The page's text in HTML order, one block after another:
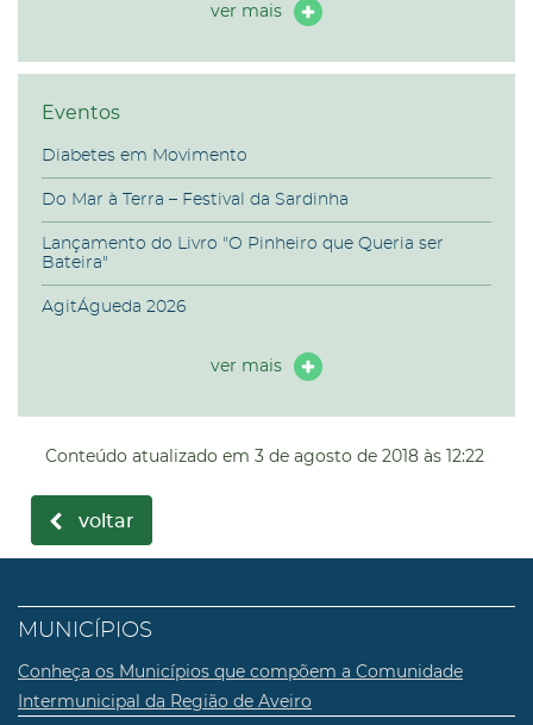
ver mais
Eventos
Diabetes em Movimento
Do Mar à Terra – Festival da Sardinha
Lançamento do Livro "O Pinheiro que Queria ser
Bateira"
AgitÁgueda 2026
ver mais
Conteúdo atualizado em 3 de agosto de 2018 às 12:22
voltar
MUNICÍPIOS
Conheça os Municípios que compõem a Comunidade
Intermunicipal da Região de Aveiro